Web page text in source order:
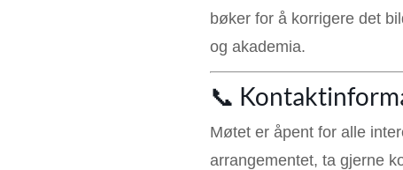
bøker for å korrigere det
og akademia.
📞
Møtet er åpent for alle
arrangementet, ta gjerne